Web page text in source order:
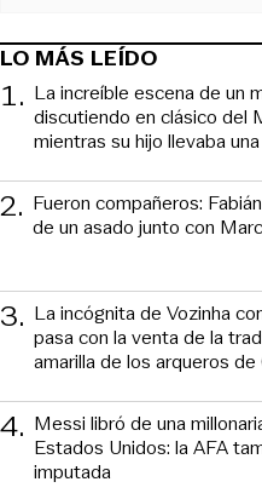
LO MÁS LEÍDO
1. La increíble escena de un
discutiendo en clásico del
mientras su hijo llevaba
2. Fueron compañeros:
de un asado junto con
3. La incógnita de Vozinha
pasa con la venta de la
amarilla de los arqueros
4. Messi libró de una
Estados Unidos: la AFA
imputada